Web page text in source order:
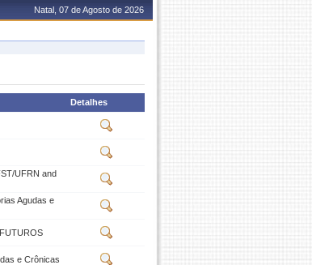
Natal, 07 de Agosto de 2026
Detalhes
UFRN and
Agudas e
e Crônicas